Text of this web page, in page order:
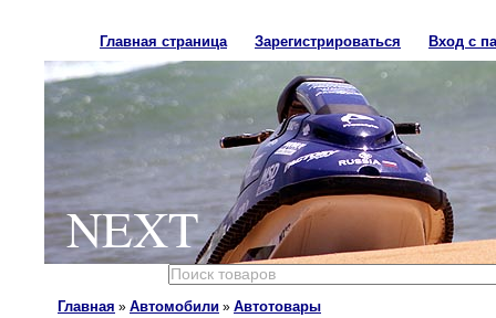
Главная страница Зарегистрироваться Вход с
NEXT
Главная » Автомобили » Автотовары